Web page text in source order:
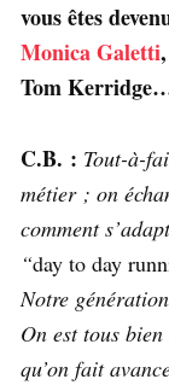
vous êtes
Monica Galetti
Tom
C.B. : Tout-à-
métier ; on
comment
“day to day
Notre
On est tous
qu’on fait